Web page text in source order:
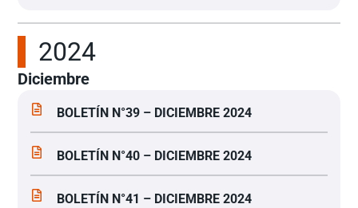
2024
Diciembre
BOLETÍN N°39 – DICIEMBRE 2024
BOLETÍN N°40 – DICIEMBRE 2024
BOLETÍN N°41 – DICIEMBRE 2024